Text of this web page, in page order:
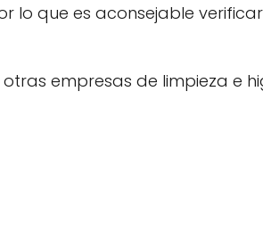
lo que es aconsejable
empresas de limpieza e